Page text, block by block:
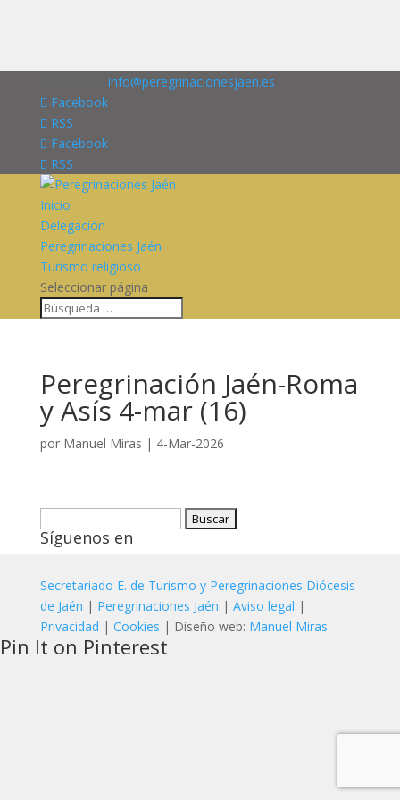
info@peregrinacionesjaen.es
Facebook
RSS
Facebook
RSS
Inicio
Delegación
Peregrinaciones Jaén
Turismo religioso
Seleccionar página
Peregrinación Jaén-Roma
y Asís 4-mar (16)
por Manuel Miras | 4-Mar-2026
Síguenos en
Secretariado E. de Turismo y Peregrinaciones Diócesis
de Jaén | Peregrinaciones Jaén | Aviso legal |
Privacidad | Cookies | Diseño web: Manuel Miras
Pin It on Pinterest